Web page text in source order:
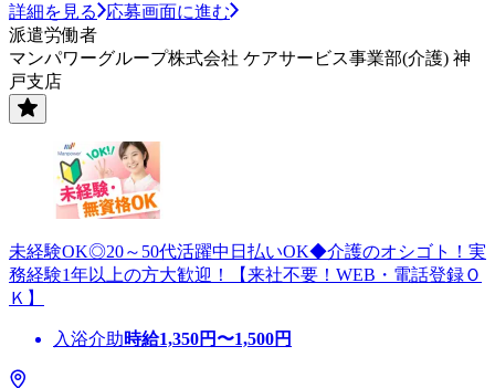
詳細を見る
応募画面に進む
派遣労働者
マンパワーグループ株式会社 ケアサービス事業部(介護) 神
戸支店
未経験OK◎20～50代活躍中日払いOK◆介護のオシゴト！実
務経験1年以上の方大歓迎！【来社不要！WEB・電話登録Ｏ
Ｋ】
入浴介助時給1,350円〜1,500円